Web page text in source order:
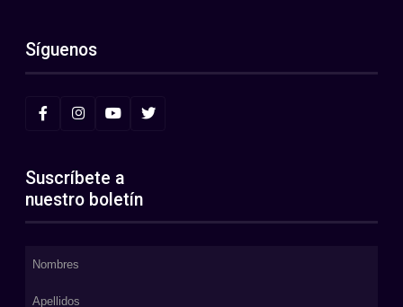
Síguenos
Suscríbete a
nuestro boletín